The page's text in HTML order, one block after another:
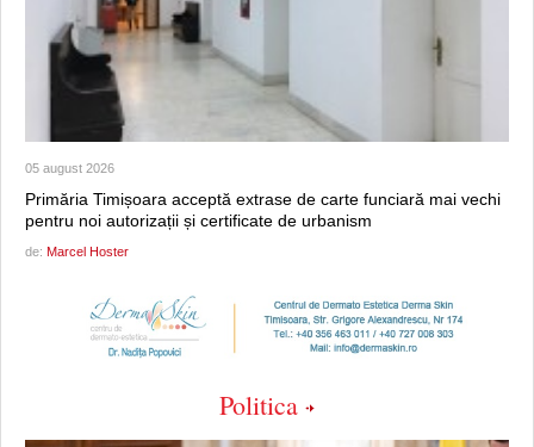
05 august 2026
Primăria Timișoara acceptă extrase de carte funciară mai vechi
pentru noi autorizații și certificate de urbanism
de: Marcel Hoster
Politica